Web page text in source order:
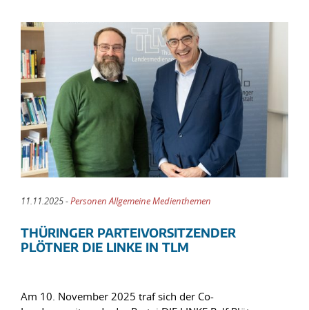
11.11.2025 -Personen Allgemeine Medienthemen
THÜRINGER PARTEIVORSITZENDER
PLÖTNER DIE LINKE IN TLM
Am 10. November 2025 traf sich der Co-